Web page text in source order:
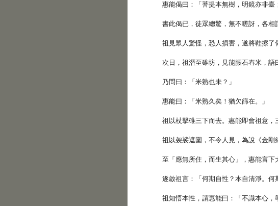
惠能偈曰：「菩提本無樹，明鏡亦非臺
書此偈已，徒眾總驚，無不嗟訝，各相
祖見眾人驚怪，恐人損害，遂將鞋擦了
次日，祖潛至碓坊，見能腰石舂米，語
乃問曰：「米熟也未？」
惠能曰：「米熟久矣！猶欠篩在。」
祖以杖擊碓三下而去。惠能即會祖意，
祖以袈裟遮圍，不令人見，為說《金剛
至「應無所住，而生其心」，惠能言下
遂啟祖言：「何期自性？本自清淨。何
祖知悟本性，謂惠能曰：「不識本心，